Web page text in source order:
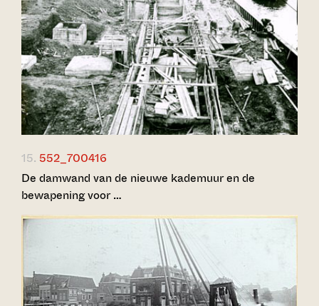
15. 552_700416
De damwand van de nieuwe kademuur en de
bewapening voor …